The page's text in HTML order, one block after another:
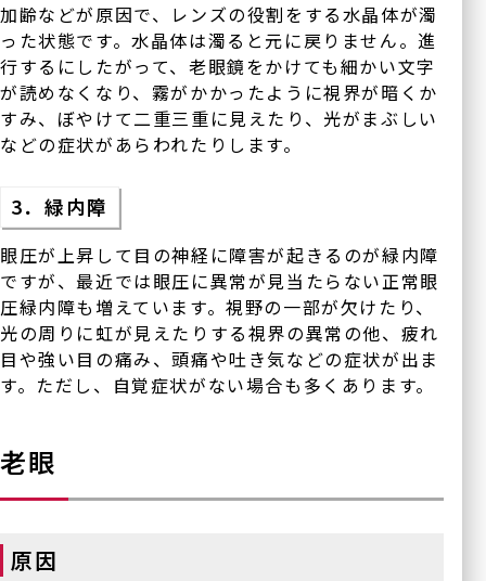
加齢などが原因で、レンズの役割をする水晶体が濁
った状態です。水晶体は濁ると元に戻りません。進
行するにしたがって、老眼鏡をかけても細かい文字
が読めなくなり、霧がかかったように視界が暗くか
すみ、ぼやけて二重三重に見えたり、光がまぶしい
などの症状があらわれたりします。
3．緑内障
眼圧が上昇して目の神経に障害が起きるのが緑内障
ですが、最近では眼圧に異常が見当たらない正常眼
圧緑内障も増えています。視野の一部が欠けたり、
光の周りに虹が見えたりする視界の異常の他、疲れ
目や強い目の痛み、頭痛や吐き気などの症状が出ま
す。ただし、自覚症状がない場合も多くあります。
老眼
原因